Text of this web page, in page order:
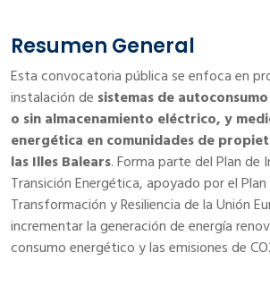
Resumen General
Esta convocatoria pública se enfoca en
instalación de sistemas de
o sin almacenamiento eléctrico, y
energética en comunidades de
las Illes Balears. Forma parte del Plan de
Transición Energética, apoyado por el
Transformación y Resiliencia de la Unión
incrementar la generación de energía
consumo energético y las emisiones de